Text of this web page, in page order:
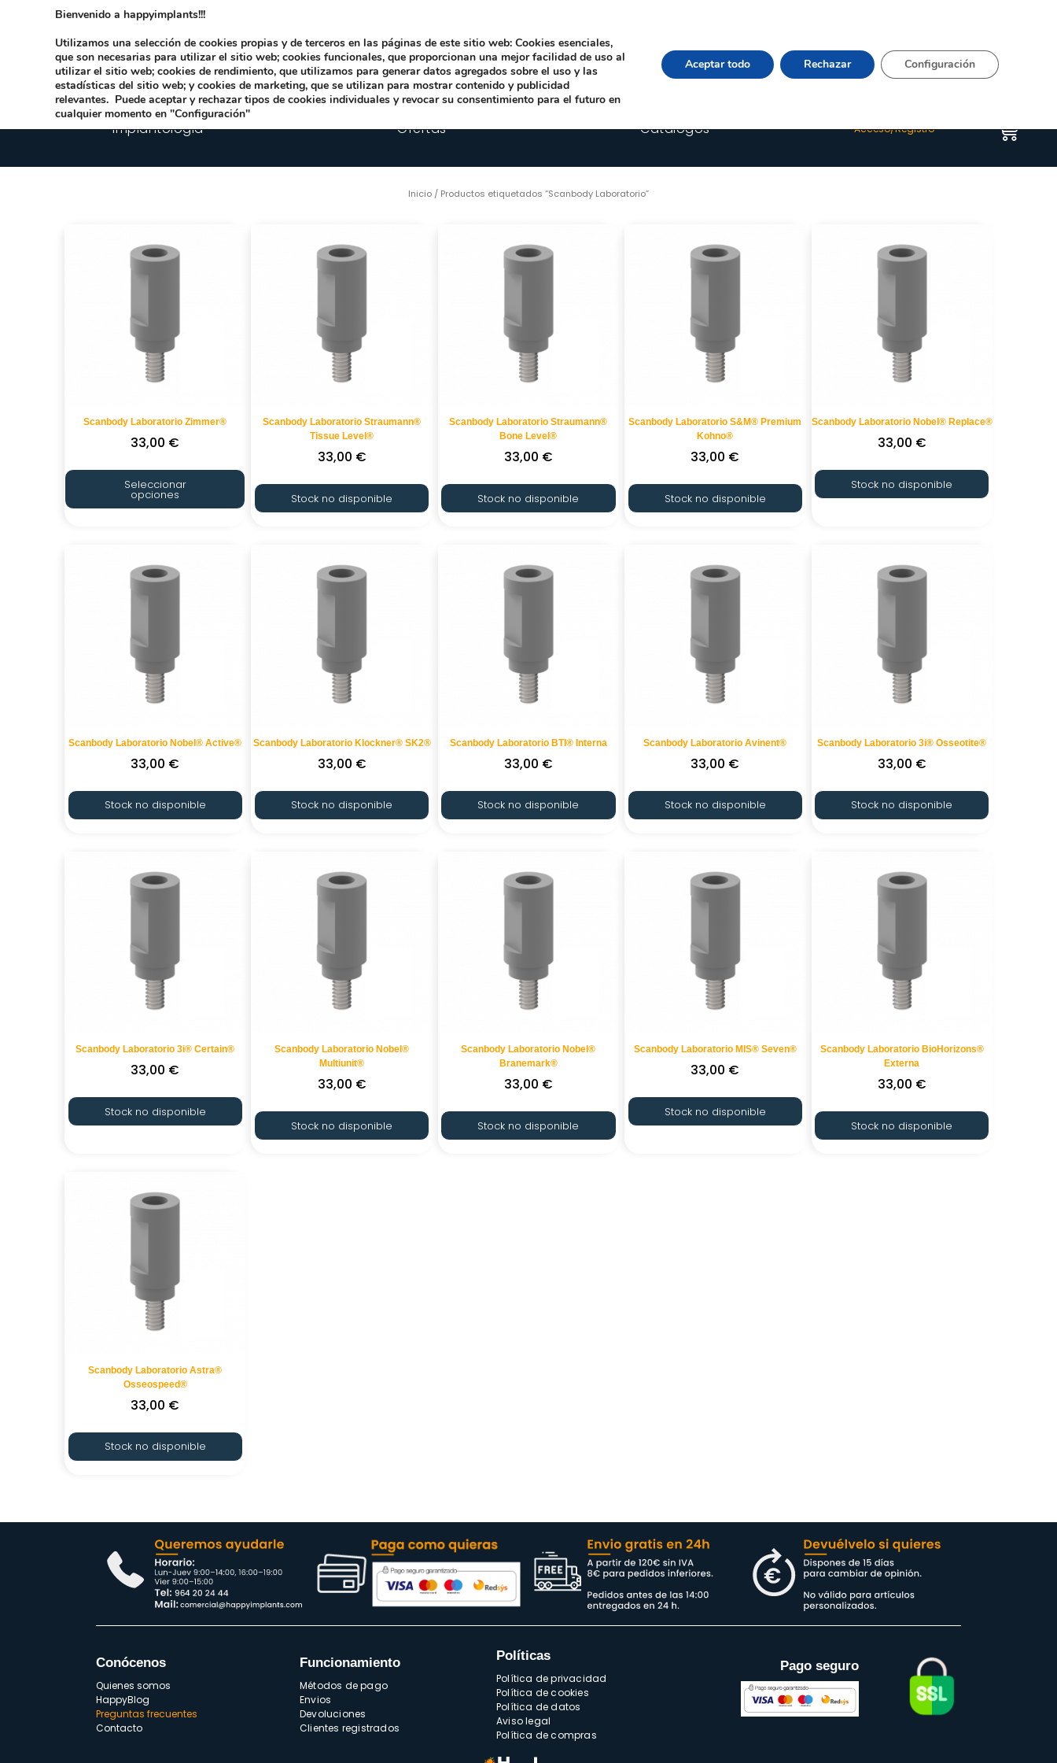
Dirección:
Quienes somos Happyblog Contacto
Implantologia Ofertas Catálogos Acceso/Registro
Inicio / Productos etiquetados “Scanbody Laboratorio”
Scanbody Laboratorio Zimmer®
33,00 €
Seleccionar
opciones
Scanbody Laboratorio Straumann®
Tissue Level®
33,00 €
Stock no disponible
Scanbody Laboratorio Straumann®
Bone Level®
33,00 €
Stock no disponible
Scanbody Laboratorio S&M® Premium
Kohno®
33,00 €
Stock no disponible
Scanbody Laboratorio Nobel® Replace®
33,00 €
Stock no disponible
Scanbody Laboratorio Nobel® Active®
33,00 €
Stock no disponible
Scanbody Laboratorio Klockner® SK2®
33,00 €
Stock no disponible
Scanbody Laboratorio BTI® Interna
33,00 €
Stock no disponible
Scanbody Laboratorio Avinent®
33,00 €
Stock no disponible
Scanbody Laboratorio 3i® Osseotite®
33,00 €
Stock no disponible
Scanbody Laboratorio 3i® Certain®
33,00 €
Stock no disponible
Scanbody Laboratorio Nobel®
Multiunit®
33,00 €
Stock no disponible
Scanbody Laboratorio Nobel®
Branemark®
33,00 €
Stock no disponible
Scanbody Laboratorio MIS® Seven®
33,00 €
Stock no disponible
Scanbody Laboratorio BioHorizons®
Externa
33,00 €
Stock no disponible
Scanbody Laboratorio Astra®
Osseospeed®
33,00 €
Stock no disponible
Conócenos
Quienes somos
HappyBlog
Preguntas frecuentes
Contacto
Funcionamiento
Métodos de pago
Envios
Devoluciones
Clientes registrados
Políticas
Política de privacidad
Política de cookies
Política de datos
Aviso legal
Política de compras
Pago seguro
Bienvenido a happyimplants!!!
Utilizamos una selección de cookies propias y de terceros en las páginas de este sitio web: Cookies esenciales,
que son necesarias para utilizar el sitio web; cookies funcionales, que proporcionan una mejor facilidad de uso al
utilizar el sitio web; cookies de rendimiento, que utilizamos para generar datos agregados sobre el uso y las
estadísticas del sitio web; y cookies de marketing, que se utilizan para mostrar contenido y publicidad
relevantes. Puede aceptar y rechazar tipos de cookies individuales y revocar su consentimiento para el futuro en
cualquier momento en "Configuración"
Aceptar todo Rechazar Configuración